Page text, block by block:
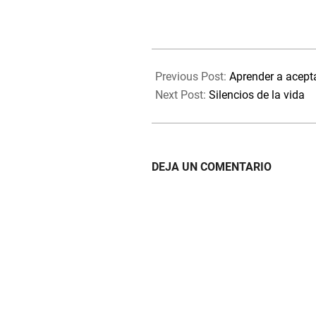
03-
25
Previous Post: Aprender a
Next Post: Silencios de la vida
DEJA UN COMENTARIO